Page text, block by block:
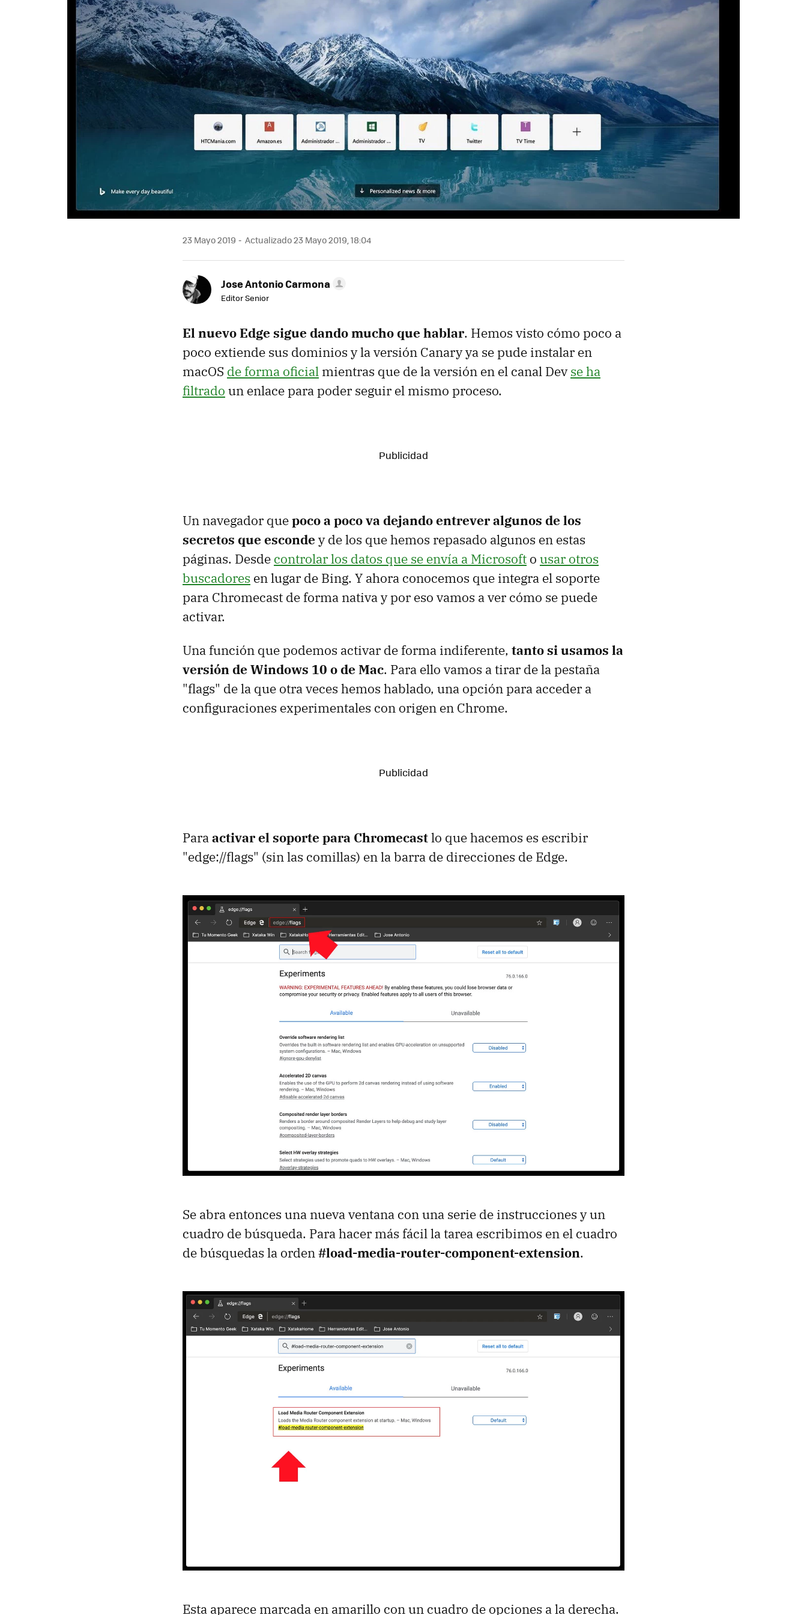
23 Mayo 2019 Actualizado 23 Mayo 2019, 18:04
Jose Antonio Carmona
Editor Senior
El nuevo Edge sigue dando mucho que hablar. Hemos visto cómo poco a
poco extiende sus dominios y la versión Canary ya se pude instalar en
macOS de forma oficial mientras que de la versión en el canal Devse ha
filtrado un enlace para poder seguir el mismo proceso.
Un navegador quepoco a poco va dejando entrever algunos de los
secretos que esconde y de los que hemos repasado algunos en estas
páginas. Desde controlar los datos que se envía a Microsoft o usar otros
buscadores en lugar de Bing. Y ahora conocemos que integra el soporte
para Chromecast de forma nativa y por eso vamos a ver cómo se puede
activar.
Una función que podemos activar de forma indiferente, tanto si usamos la
versión de Windows 10 o de Mac. Para ello vamos a tirar de la pestaña
"flags" de la que otra veces hemos hablado, una opción para acceder a
configuraciones experimentales con origen en Chrome.
Paraactivar el soporte para Chromecastlo que hacemos es escribir
"edge://flags" (sin las comillas) en la barra de direcciones de Edge.
Se abra entonces una nueva ventana con una serie de instrucciones y un
cuadro de búsqueda. Para hacer más fácil la tarea escribimos en el cuadro
de búsquedas la orden#load-media-router-component-extension.
Esta aparece marcada en amarillo con un cuadro de opciones a la derecha.